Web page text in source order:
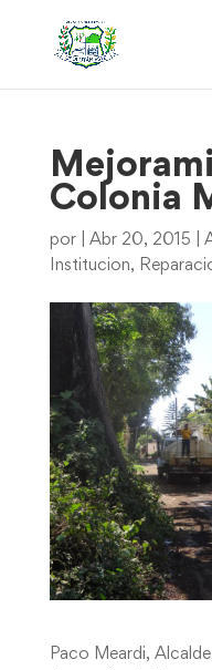
Colonia
por Abr 20, 2015
Institucion,
Paco Meardi,